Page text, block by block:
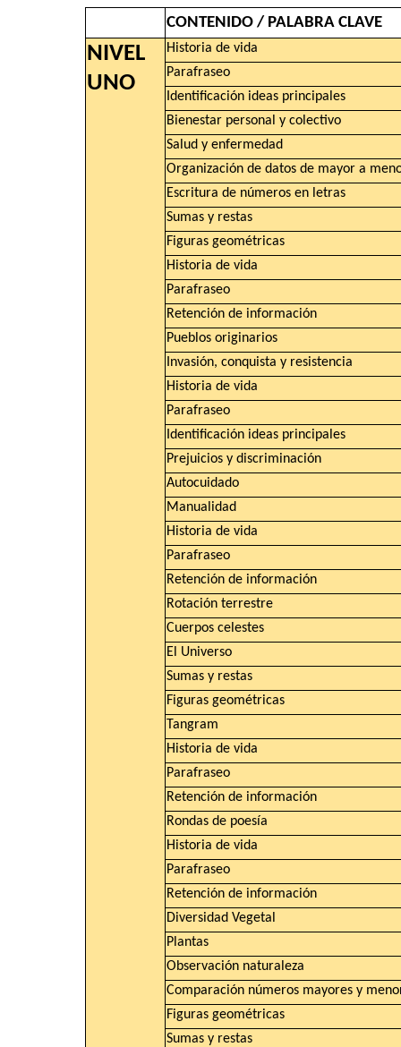
CONTENIDO / PALABRA CLAVE
NIVEL
UNO
Historia de vida
Parafraseo
Identificación ideas principales
Bienestar personal y colectivo
Salud y enfermedad
Organización de datos de mayor a
Escritura de números en letras
Sumas y restas
Figuras geométricas
Historia de vida
Parafraseo
Retención de información
Pueblos originarios
Invasión, conquista y resistencia
Historia de vida
Parafraseo
Identificación ideas principales
Prejuicios y discriminación
Autocuidado
Manualidad
Historia de vida
Parafraseo
Retención de información
Rotación terrestre
Cuerpos celestes
El Universo
Sumas y restas
Figuras geométricas
Tangram
Historia de vida
Parafraseo
Retención de información
Rondas de poesía
Historia de vida
Parafraseo
Retención de información
Diversidad Vegetal
Plantas
Observación naturaleza
Comparación números mayores y
Figuras geométricas
Sumas y restas